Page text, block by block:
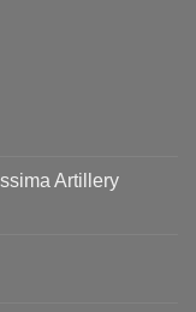
Artillery